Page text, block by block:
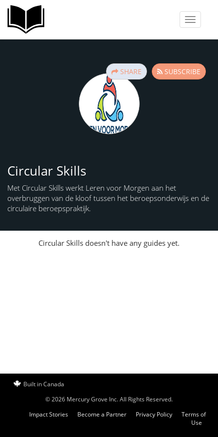
Toggle
CS
SUBSCRIBE
SHARE
Circular Skills
Met Circular Skills werkt Leren voor Morgen aan het
overbruggen van de kloof tussen het beroepsonderwijs en de
circulaire beroepspraktijk.
Circular Skills doesn't have any guides yet.
Built in Canada
© 2026 Mercury Grove Inc. All Rights Reserved.
Impact Stories
Become a Partner Privacy Policy
Terms of
Use